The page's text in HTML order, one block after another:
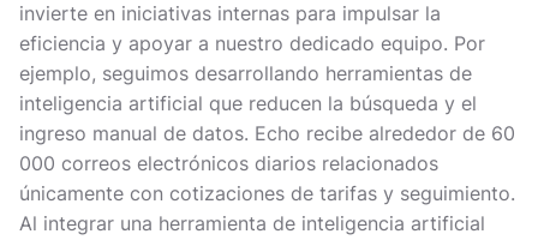
invierte en iniciativas internas para impulsar la
eficiencia y apoyar a nuestro dedicado equipo. Por
ejemplo, seguimos desarrollando herramientas de
inteligencia artificial que reducen la búsqueda y el
ingreso manual de datos. Echo recibe alrededor de 60
000 correos electrónicos diarios relacionados
únicamente con cotizaciones de tarifas y seguimiento.
Al integrar una herramienta de inteligencia artificial